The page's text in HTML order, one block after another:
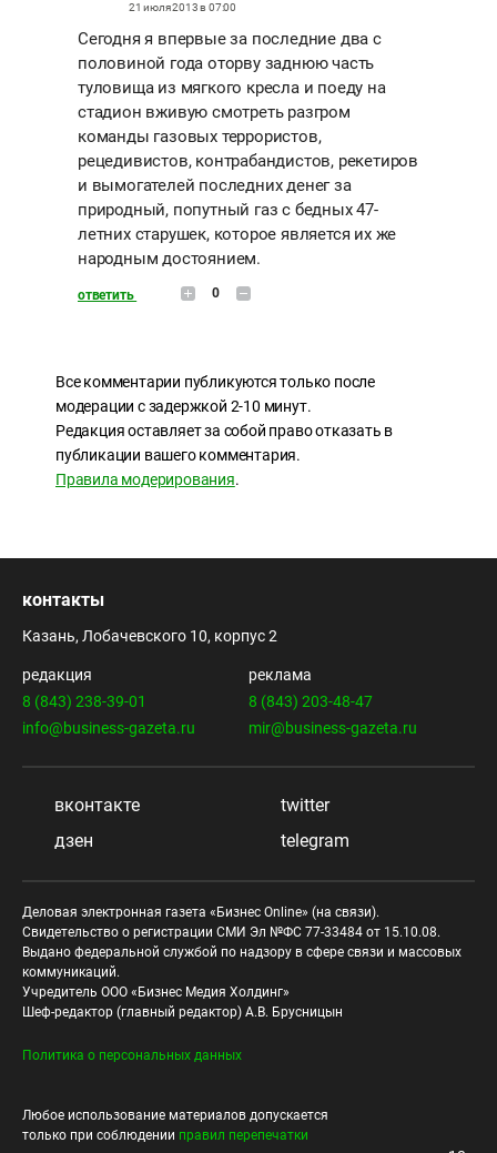
21 июля 2013 в 07:00
Сегодня я впервые за последние два с
половиной года оторву заднюю часть
туловища из мягкого кресла и поеду на
стадион вживую смотреть разгром
команды газовых террористов,
рецедивистов, контрабандистов, рекетиров
и вымогателей последних денег за
природный, попутный газ с бедных 47-
летних старушек, которое является их же
народным достоянием.
ответить 0
Все комментарии публикуются только после
модерации с задержкой 2-10 минут.
Редакция оставляет за собой право отказать в
публикации вашего комментария.
Правила модерирования.
контакты
Казань, Лобачевского 10, корпус 2
редакция
8 (843) 238-39-01
info@business-gazeta.ru
реклама
8 (843) 203-48-47
mir@business-gazeta.ru
вконтакте
twitter
дзен
telegram
Деловая электронная газета «Бизнес Online» (на связи).
Свидетельство о регистрации СМИ Эл №ФС 77-33484 от 15.10.08.
Выдано федеральной службой по надзору в сфере связи и массовых
коммуникаций.
Учредитель ООО «Бизнес Медия Холдинг»
Шеф-редактор (главный редактор) А.В. Брусницын
Политика о персональных данных
Любое использование материалов допускается
только при соблюдении правил перепечатки